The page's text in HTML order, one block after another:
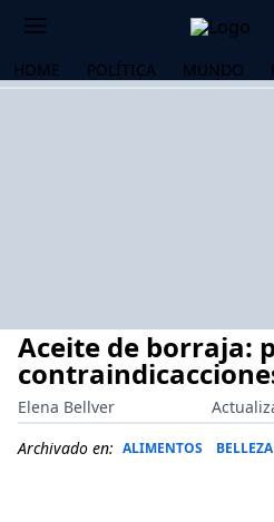
HOME POLÍTICA MUNDO
Aceite de borraja:
Elena Bellver
Archivado en: ALIMENTOS BELLEZA